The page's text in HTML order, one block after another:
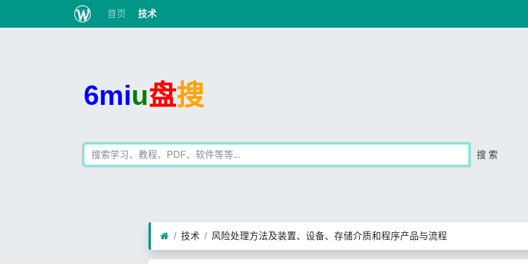
首页 技术
6miu盘搜
搜 索
技术 风险处理方法及装置、设备、存储介质和程序产品与流程